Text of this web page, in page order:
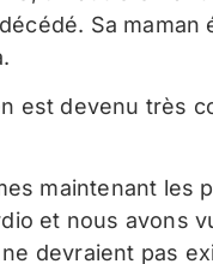
Sa maman
est devenu très
maintenant les
et nous avons
devraient pas